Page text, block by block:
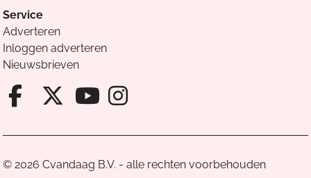
Service
Adverteren
Inloggen adverteren
Nieuwsbrieven
Facebook van Cvandaag
X van Cvandaag
Instagram van
© 2026 Cvandaag B.V. - alle rechten voorbehouden